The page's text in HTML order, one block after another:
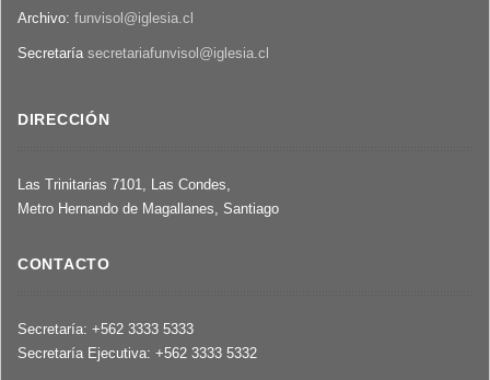
Archivo: funvisol@iglesia.cl
Secretaría secretariafunvisol@iglesia.cl
DIRECCIÓN
Las Trinitarias 7101, Las Condes,
Metro Hernando de Magallanes, Santiago
CONTACTO
Secretaría: +562 3333 5333
Secretaría Ejecutiva: +562 3333 5332